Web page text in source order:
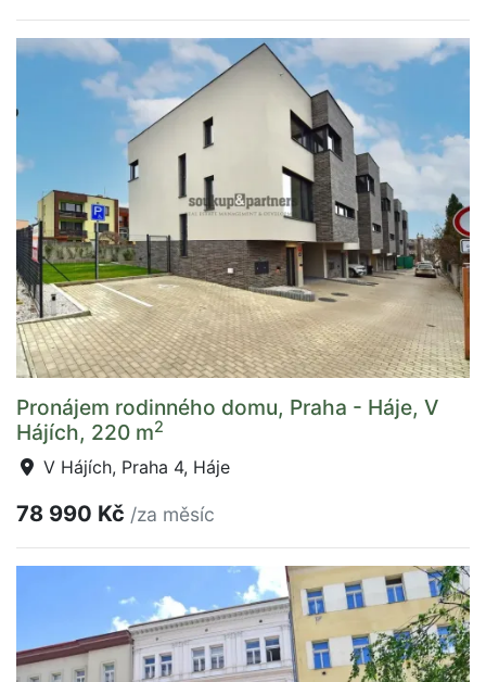
Pronájem rodinného domu, Praha - Háje, V
Hájích, 220 m2
V Hájích, Praha 4, Háje
78 990 Kč /za měsíc